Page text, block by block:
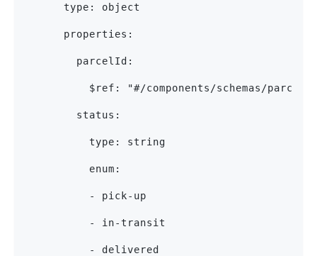
      type: object
      properties:
        parcelId:
$ref: "#/components/schemas/
        status:
          type: string
          enum:
          - pick-up
          - in-transit
          - delivered